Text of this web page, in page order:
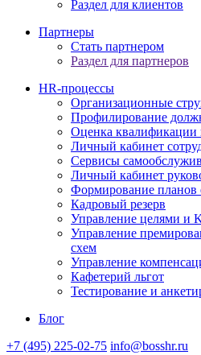
Раздел для клиентов
Партнеры
Стать партнером
Раздел для партнеров
HR-процессы
Организационные
Профилирование
Оценка квалификации
Личный кабинет
Сервисы
Личный кабинет
Формирование
Кадровый резерв
Управление целями и
Управление
схем
Управление
Кафетерий льгот
Тестирование и
Блог
+7 (495) 225-02-75 info@bosshr.ru